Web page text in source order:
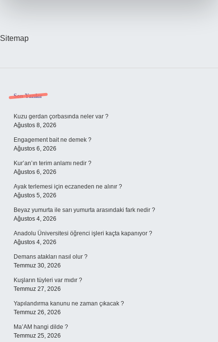
Sitemap
Sidebar
Son Yazılar
Kuzu gerdan çorbasında neler var ?
Ağustos 8, 2026
Engagement bait ne demek ?
Ağustos 6, 2026
Kur’an’ın terim anlamı nedir ?
Ağustos 6, 2026
Ayak terlemesi için eczaneden ne alınır ?
Ağustos 5, 2026
Beyaz yumurta ile sarı yumurta arasındaki fark nedir ?
Ağustos 4, 2026
Anadolu Üniversitesi öğrenci işleri kaçta kapanıyor ?
Ağustos 4, 2026
Demans atakları nasıl olur ?
Temmuz 30, 2026
Kuşların tüyleri var mıdır ?
Temmuz 27, 2026
Yapılandırma kanunu ne zaman çıkacak ?
Temmuz 26, 2026
Ma’AM hangi dilde ?
Temmuz 25, 2026